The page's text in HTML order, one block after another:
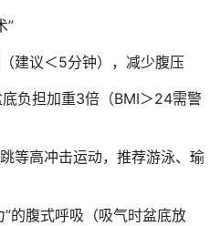
”
建议＜5分钟），减少腹压
负担加重3倍（BMI＞24需警
等高冲击运动，推荐游泳、瑜
的腹式呼吸（吸气时盆底放